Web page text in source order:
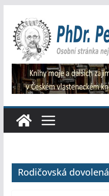
obsah
Rodičovská dovolená